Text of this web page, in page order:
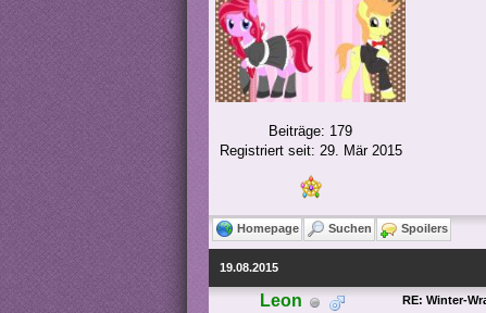
Beiträge: 179
Registriert seit: 29. Mär 2015
Homepage Suchen Spoilers
19.08.2015
Leon RE: Winter-